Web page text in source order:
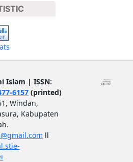
Islam | ISSN:
6157(printed)
Windan,
Kabupaten
ll